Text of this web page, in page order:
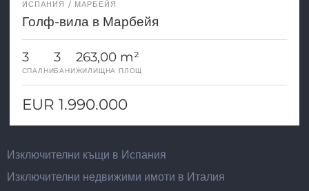
ИСПАНИЯ МАРБЕЙЯ
Голф-вила в Марбейя
3
СПАЛНИ
3
БАНИ
263,00 m²
ЖИЛИЩНА ПЛОЩ
EUR 1.990.000
Изключителни къщи в Испания
Изключителни недвижими имоти в Италия